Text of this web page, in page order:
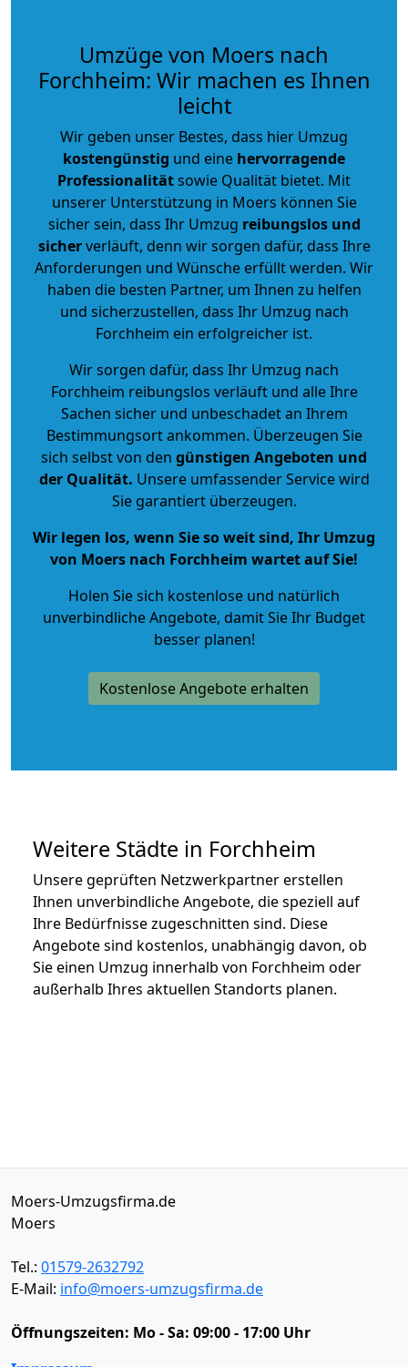
Umzüge von Moers nach
Forchheim: Wir machen es Ihnen
leicht
Wir geben unser Bestes, dass hier Umzug
kostengünstig und eine hervorragende
Professionalitätsowie Qualität bietet. Mit
unserer Unterstützung in Moers können Sie
sicher sein, dass Ihr Umzug reibungslos und
sicherverläuft, denn wir sorgen dafür, dass Ihre
Anforderungen und Wünsche erfüllt werden. Wir
haben die besten Partner, um Ihnen zu helfen
und sicherzustellen, dass Ihr Umzug nach
Forchheim ein erfolgreicher ist.
Wir sorgen dafür, dass Ihr Umzug nach
Forchheim reibungslos verläuft und alle Ihre
Sachen sicher und unbeschadet an Ihrem
Bestimmungsort ankommen. Überzeugen Sie
sich selbst von den günstigen Angeboten und
der Qualität. Unsere umfassender Service wird
Sie garantiert überzeugen.
Wir legen los, wenn Sie so weit sind, Ihr Umzug
von Moers nach Forchheim wartet auf Sie!
Holen Sie sich kostenlose und natürlich
unverbindliche Angebote, damit Sie Ihr Budget
besser planen!
Kostenlose Angebote erhalten
Weitere Städte in Forchheim
Unsere geprüften Netzwerkpartner erstellen
Ihnen unverbindliche Angebote, die speziell auf
Ihre Bedürfnisse zugeschnitten sind. Diese
Angebote sind kostenlos, unabhängig davon, ob
Sie einen Umzug innerhalb von Forchheim oder
außerhalb Ihres aktuellen Standorts planen.
Moers-Umzugsfirma.de
Moers
Tel.: 01579-2632792
E-Mail: info@moers-umzugsfirma.de
Öffnungszeiten: Mo - Sa: 09:00 - 17:00 Uhr